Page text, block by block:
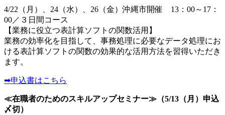
4/22（月）、24（水）、26（金）沖縄市開催 13：00～17：
00／３日間コース
【業務に役立つ表計算ソフトの関数活用】
業務の効率化を目指して、事務処理に必要なデータ処理にお
ける表計算ソフトの関数の効果的な活用方法を習得いただき
ます。
➡申込書はこちら
≪在職者のためのスキルアップセミナー≫（5/13（月）申込
〆切）